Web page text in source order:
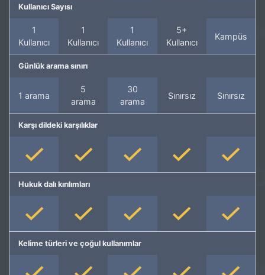
Kullanıcı Sayısı
1
Kullanıcı
1
Kullanıcı
1
Kullanıcı
5+
Kullanıcı
Kampüs
Günlük arama sınırı
1 arama
5
arama
30
arama
Sınırsız Sınırsız
Karşı dildeki karşılıklar
Hukuk dalı kırılımları
Kelime türleri ve çoğul kullanımlar